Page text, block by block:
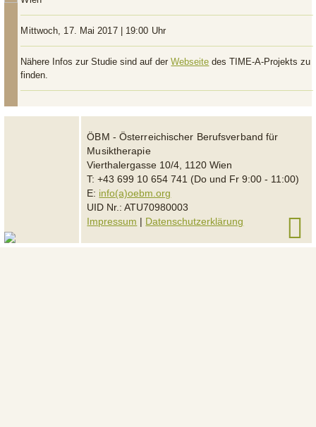
Mittwoch, 17. Mai 2017 | 19:00 Uhr
Nähere Infos zur Studie sind auf derWebseite des TIME-A-Projekts zu
finden.
ÖBM - Österreichischer Berufsverband für
Musiktherapie
Vierthalergasse 10/4, 1120 Wien
T: +43 699 10 654 741 (Do und Fr 9:00 - 11:00)
E: info(a)oebm.org
UID Nr.: ATU70980003
Impressum
Datenschutzerklärung